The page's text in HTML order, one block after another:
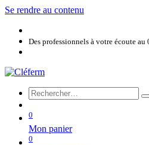
Se rendre au contenu
Des professionnels à votre écoute
0
Mon panier
0